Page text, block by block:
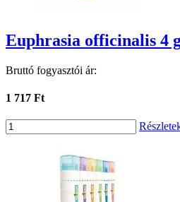
Euphrasia officinalis 4
Bruttó fogyasztói ár:
1 717 Ft